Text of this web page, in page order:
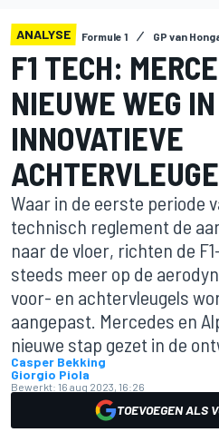
ANALYSE Formule 1 GP van
F1 TECH:
NIEUWE WEG
INNOVATIEVE
Waar in de eerste periode
technisch reglement de
naar de vloer, richten de
steeds meer op de
voor- en achtervleugels
aangepast. Mercedes en
nieuwe stap gezet in de
Casper Bekking
Giorgio Piola
Bewerkt: 16 aug 2023, 16:26
TOEVOEGEN ALS